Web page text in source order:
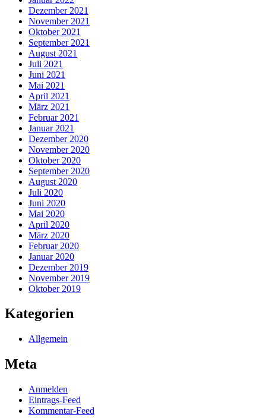
Dezember 2021
November 2021
Oktober 2021
September 2021
August 2021
Juli 2021
Juni 2021
Mai 2021
April 2021
März 2021
Februar 2021
Januar 2021
Dezember 2020
November 2020
Oktober 2020
September 2020
August 2020
Juli 2020
Juni 2020
Mai 2020
April 2020
März 2020
Februar 2020
Januar 2020
Dezember 2019
November 2019
Oktober 2019
Kategorien
Allgemein
Meta
Anmelden
Eintrags-Feed
Kommentar-Feed